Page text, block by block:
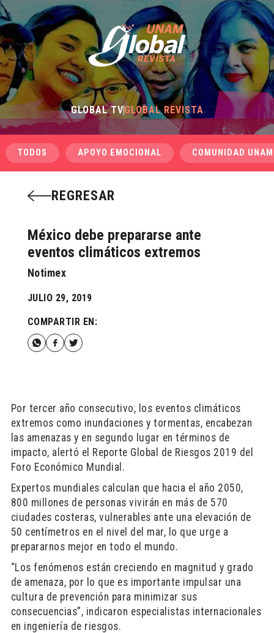
GLOBAL TVGLOBAL REVISTA
TODOS APOYO EMOCIONAL COMUNIDAD UNAM
REGRESAR
México debe prepararse ante
eventos climáticos extremos
Notimex
JULIO 29, 2019
COMPARTIR EN:
Por tercer año consecutivo, los eventos climáticos
extremos como inundaciones y tormentas, encabezan
las amenazas y en segundo lugar en términos de
impacto, alertó el Reporte Global de Riesgos 2019 del
Foro Económico Mundial.
Expertos mundiales calculan que hacia el año 2050,
800 millones de personas vivirán en más de 570
ciudades costeras, vulnerables ante una elevación de
50 centímetros en el nivel del mar, lo que urge a
prepararnos mejor en todo el mundo.
“Los fenómenos están creciendo en magnitud y grado
de amenaza, por lo que es importante impulsar una
cultura de prevención para minimizar sus
consecuencias”, indicaron especialistas internacionales
en ingeniería de riesgos.